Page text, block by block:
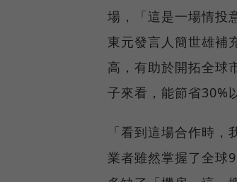
場，「這是一場情投
東元發言人簡世雄補
高，有助於開拓全球
子來看，能節省30%
「看到這場合作時
業者雖然掌握了全球